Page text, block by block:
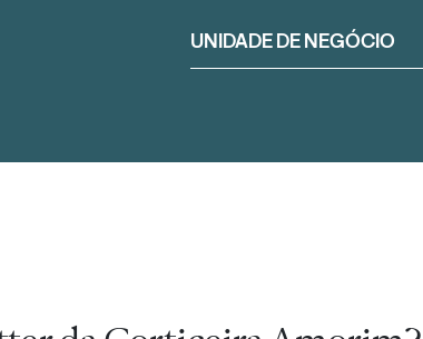
UNIDADE DE NEGÓCIO